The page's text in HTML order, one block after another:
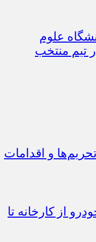
علوم
تیم منتخب
و اقدامات
خودرو از کارخانه تا